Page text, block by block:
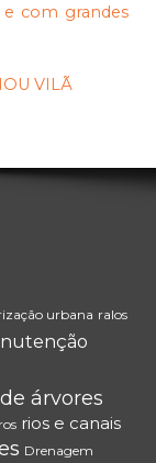
com grandes
VILÃ
urbana ralos
árvores
rios e canais
Drenagem